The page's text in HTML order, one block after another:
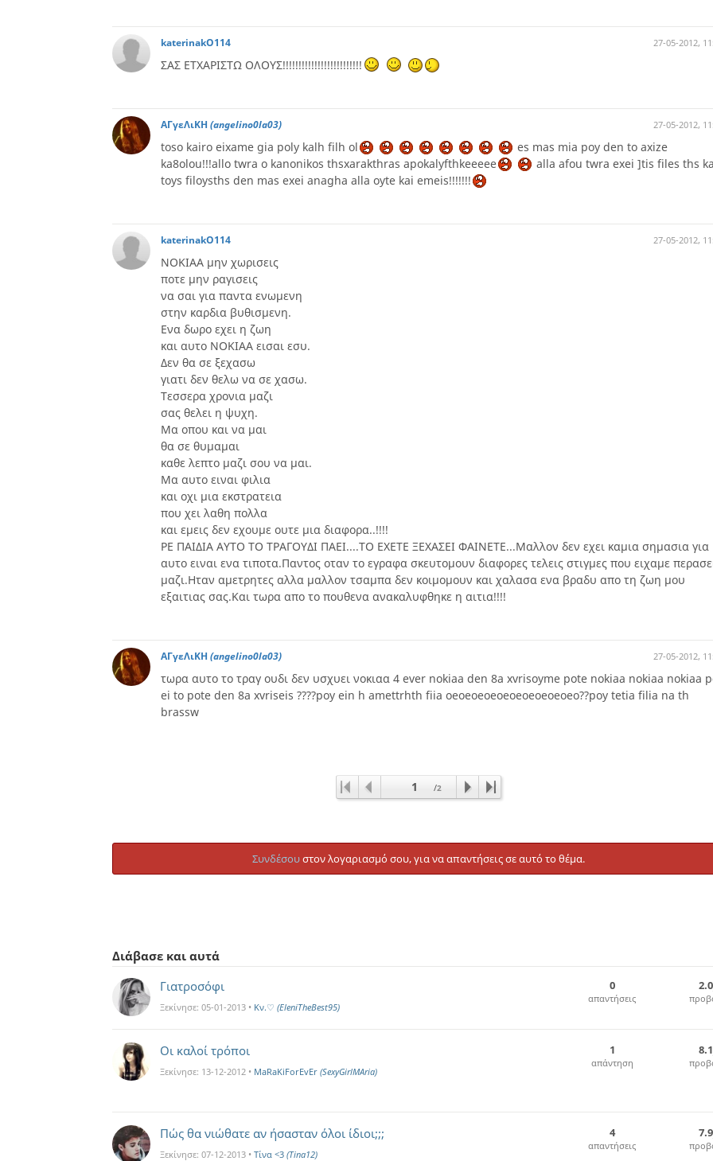
katerinakO114 27-05-2012,
ΣΑΣ ΕΤΧΑΡΙΣΤΩ ΟΛΟΥΣ!!!!!!!!!!!!!!!!!!!!!!!!!
ΑΓγεΛιΚΗ (angelino0la03) 27-05-2012,
toso kairo eixame gia poly kalh filh ol
es mas mia poy den to axize
ka8olou!!!allo twra o kanonikos thsxarakthras apokalyfthkeeeee
alla afou twra exei ]tis files ths
toys filoysths den mas exei anagha alla oyte kai emeis!!!!!!!
katerinakO114 27-05-2012,
ΝΟΚΙΑΑ μην χωρισεις
ποτε μην ραγισεις
να σαι για παντα ενωμενη
στην καρδια βυθισμενη.
Ενα δωρο εχει η ζωη
και αυτο ΝΟΚΙΑΑ εισαι εσυ.
Δεν θα σε ξεχασω
γιατι δεν θελω να σε χασω.
Τεσσερα χρονια μαζι
σας θελει η ψυχη.
Μα οπου και να μαι
θα σε θυμαμαι
καθε λεπτο μαζι σου να μαι.
Μα αυτο ειναι φιλια
και οχι μια εκστρατεια
που χει λαθη πολλα
και εμεις δεν εχουμε ουτε μια διαφορα..!!!!
ΡΕ ΠΑΙΔΙΑ ΑΥΤΟ ΤΟ ΤΡΑΓΟΥΔΙ ΠΑΕΙ....ΤΟ ΕΧΕΤΕ ΞΕΧΑΣΕΙ ΦΑΙΝΕΤΕ...Μαλλον δεν εχει καμια σημασια για
αυτο ειναι ενα τιποτα.Παντος οταν το εγραφα σκευτομουν διαφορες τελεις στιγμες που ειχαμε
μαζι.Ηταν αμετρητες αλλα μαλλον τσαμπα δεν κοιμομουν και χαλασα ενα βραδυ απο τη ζωη μου
εξαιτιας σας.Και τωρα απο το πουθενα ανακαλυφθηκε η αιτια!!!!
ΑΓγεΛιΚΗ (angelino0la03) 27-05-2012,
τωρα αυτο το τραγ ουδι δεν υσχυει νοκιαα 4 ever nokiaa den 8a xvrisoyme pote nokiaa nokiaa nokiaa
ei to pote den 8a xvriseis ????poy ein h amettrhth fiia oeoeoeoeoeoeoeoeoeoeo??poy tetia filia na th
brassw
1 /2
Συνδέσουστον λογαριασμό σου, για να απαντήσεις σε αυτό το θέμα.
Διάβασε και αυτά
Γιατροσόφι
Ξεκίνησε: 05-01-2013 • Kν.♡ (EleniTheBest95)
0
απαντήσεις
Οι καλοί τρόποι
Ξεκίνησε: 13-12-2012 • MaRaKiForEvEr (SexyGirlMAria)
1
απάντηση
Πώς θα νιώθατε αν ήσασταν όλοι ίδιοι;;;
Ξεκίνησε: 07-12-2013 • Τίνα <3 (Tina12)
4
απαντήσεις